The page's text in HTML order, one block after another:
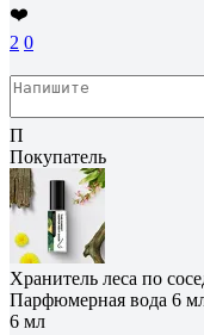
❤️
2 0
П
Покупатель
Хранитель леса по
Парфюмерная вода 6
6 мл